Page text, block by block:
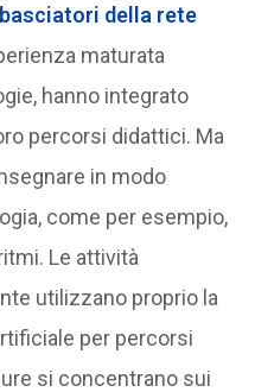
della rete
maturata
hanno integrato
percorsi didattici. Ma
in modo
come per esempio,
Le attività
utilizzano proprio la
per percorsi
si concentrano sui